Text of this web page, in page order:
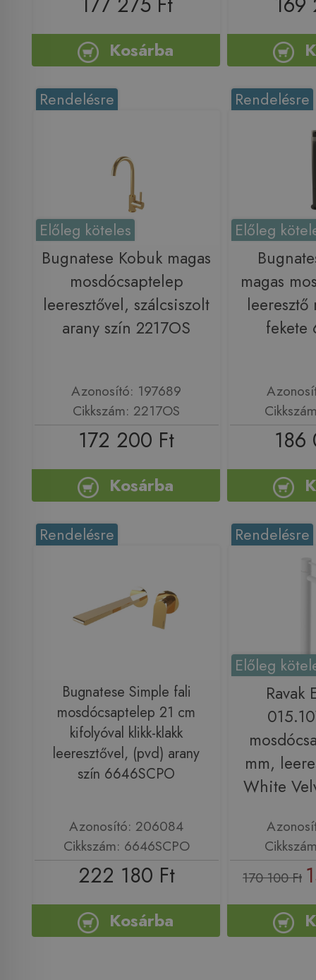
Kosárba
Rendelésre
Előleg köteles
Bugnatese Kobuk magas
mosdócsaptelep
leeresztővel, szálcsiszolt
arany szín 2217OS
Azonosító: 197689
Cikkszám: 2217OS
172 200 Ft
Kosárba
Rendelésre
Előleg
magas
fekete
186
Rendelésre
Bugnatese Simple fali
mosdócsaptelep 21 cm
kifolyóval klikk-klakk
leeresztővel, (pvd) arany
szín 6646SCPO
Azonosító: 206084
Cikkszám: 6646SCPO
222 180 Ft
Kosárba
Rendelésre
Előleg
Ravak
mm,
White
170 100 Ft